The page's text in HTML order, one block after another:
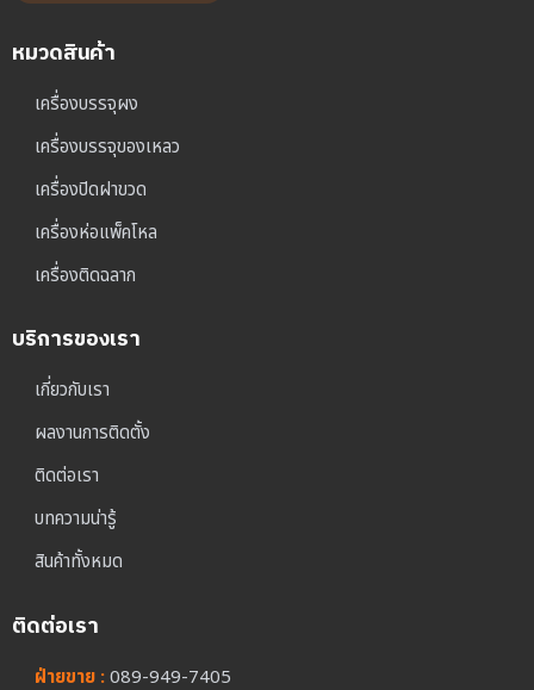
หมวดสินค้า
เครื่องบรรจุผง
เครื่องบรรจุของเหลว
เครื่องปิดฝาขวด
เครื่องห่อแพ็คโหล
เครื่องติดฉลาก
บริการของเรา
เกี่ยวกับเรา
ผลงานการติดตั้ง
ติดต่อเรา
บทความน่ารู้
สินค้าทั้งหมด
ติดต่อเรา
ฝ่ายขาย :089-949-7405